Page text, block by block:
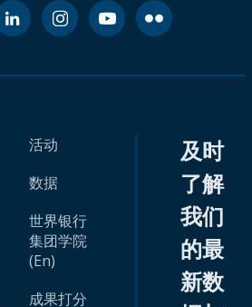
活动
数据
世界银行
集团学院
(En)
成果打分
及时
了解
我们
的最
新数